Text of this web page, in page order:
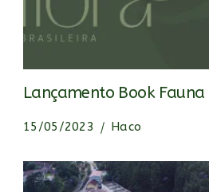
Lançamento Book Fauna
15/05/2023 Haco